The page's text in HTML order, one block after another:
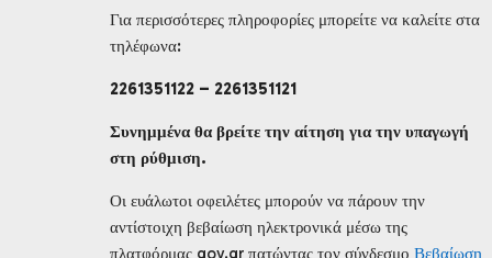
Για περισσότερες πληροφορίες μπορείτε να καλείτε στα
τηλέφωνα:
2261351122 – 2261351121
Συνημμένα θα βρείτε την αίτηση για την υπαγωγή
στη ρύθμιση.
Οι ευάλωτοι οφειλέτες μπορούν να πάρουν την
αντίστοιχη βεβαίωση ηλεκτρονικά μέσω της
πλατφόρμας gov.gr πατώντας τον σύνδεσμο Βεβαίωση